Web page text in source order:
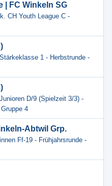
| FC Winkeln SG
CH Youth League C -
1 - Herbstrunde -
D/9 (Spielzeit 3/3) -
4
Abtwil Grp.
Ff-19 - Frühjahrsrunde -